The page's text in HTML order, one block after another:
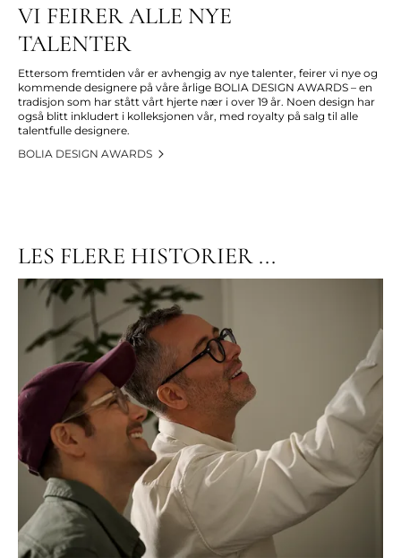
VI FEIRER ALLE NYE
TALENTER
Ettersom fremtiden vår er avhengig av nye talenter, feirer vi nye og
kommende designere på våre årlige BOLIA DESIGN AWARDS – en
tradisjon som har stått vårt hjerte nær i over 19 år. Noen design har
også blitt inkludert i kolleksjonen vår, med royalty på salg til alle
talentfulle designere.
BOLIA DESIGN AWARDS
LES FLERE HISTORIER ...